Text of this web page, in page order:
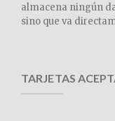
almacena ningún
sino que va
TARJETAS